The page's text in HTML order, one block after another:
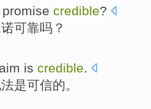
promise credible?
可靠吗？
is credible.
是可信的。